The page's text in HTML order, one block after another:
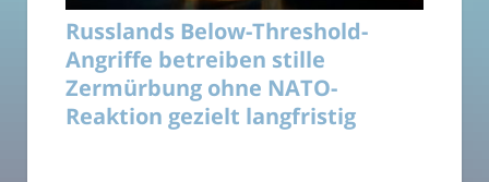
Russlands Below-Threshold-
Angriffe betreiben stille
Zermürbung ohne NATO-
Reaktion gezielt langfristig